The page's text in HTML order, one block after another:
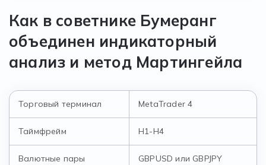
Как в советнике Бумеранг
объединен индикаторный
анализ и метод Мартингейла
Торговый терминал MetaTrader 4
Таймфрейм H1-H4
Валютные пары GBPUSD или GBPJPY